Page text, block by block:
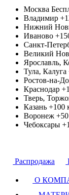
Москва
Владимир
Нижний
Иваново
Санкт-
Великий
Ярославль,
Тула,
Ростов-на-
Краснодар
Тверь,
Казань +100
Воронеж
Чебоксары
Распродажа
О